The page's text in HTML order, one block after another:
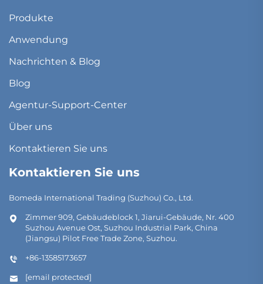
Produkte
Anwendung
Nachrichten & Blog
Blog
Agentur-Support-Center
Über uns
Kontaktieren Sie uns
Kontaktieren Sie uns
Bomeda International Trading (Suzhou) Co., Ltd.
Zimmer 909, Gebäudeblock 1, Jiarui-Gebäude, Nr. 400
Suzhou Avenue Ost, Suzhou Industrial Park, China
(Jiangsu) Pilot Free Trade Zone, Suzhou.
+86-13585173657
[email protected]